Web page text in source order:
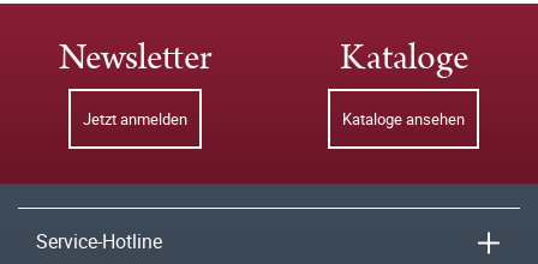
Newsletter
Jetzt anmelden
Kataloge
Kataloge ansehen
Service-Hotline